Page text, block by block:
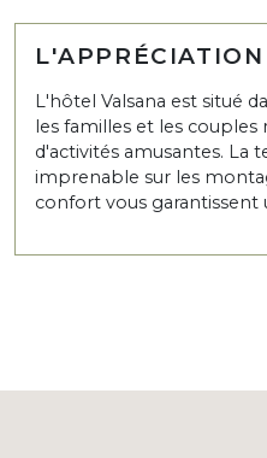
L'hôtel Valsana est situé
les familles et les
d'activités amusantes. La
imprenable sur les
confort vous garantissent